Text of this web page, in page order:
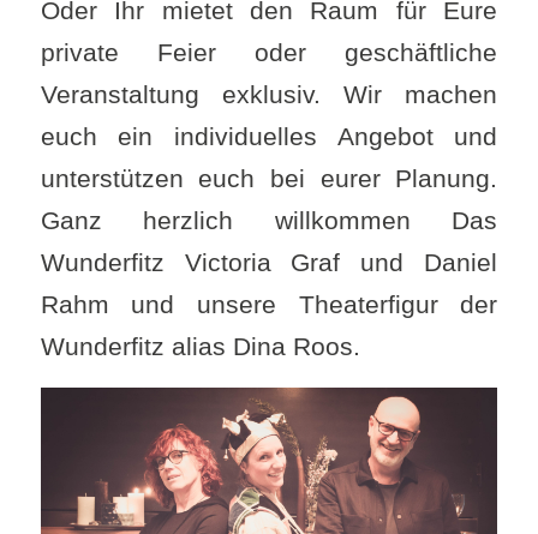
Oder Ihr mietet den Raum für Eure
private Feier oder geschäftliche
Veranstaltung exklusiv. Wir machen
euch ein individuelles Angebot und
unterstützen euch bei eurer Planung.
Ganz herzlich willkommen Das
Wunderfitz Victoria Graf und Daniel
Rahm und unsere Theaterfigur der
Wunderfitz alias Dina Roos.